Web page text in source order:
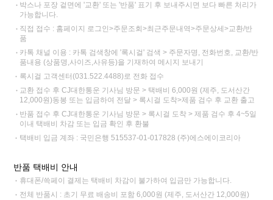
박스나 포장 겉면에 '교환' 또는 '반품' 표기 후 보내주시면 보다 빠른 처리가
가능합니다.
직접 접수 : 홈페이지 로그인>주문조회>최근주문내역>주문상세>교환/반
품
카톡 채널 이용 : 카톡 검색창에 '록시걸' 검색 > 주문자명, 전화번호, 교환/반
품내용 (상품명,사이즈,사유등)을 기재하여 메시지 보내기
록시걸 고객센터(031.522.4488)로 전화 접수
교환 접수 후 CJ대한통운 기사님 방문 > 택배비 6,000원 (제주, 도서산간
12,000원)동봉 또는 입금하여 전달 > 록시걸 도착>제품 검수 후 교환 출고
반품 접수 후 CJ대한통운 기사님 방문 > 록시걸 도착 > 제품 검수 후 4~5일
이내 택배비 차감 또는 입금 확인 후 환불
택배비 입금 계좌 : 국민은행 515537-01-017828 (주)에스에이코리아
반품 택배비 안내
휴대폰/쓱페이 결제는 택배비 차감이 불가하여 입금만 가능합니다.
전체 반품시 : 초기 무료 배송비 포함 6,000원 (제주, 도서산간 12,000원)